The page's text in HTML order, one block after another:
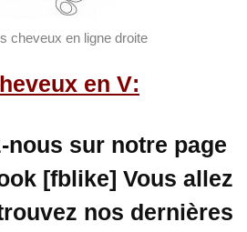
cheveux en ligne droite
nous sur notre page
[fblike] Vous allez
nos dernières
:Couper ses Cheveux en V